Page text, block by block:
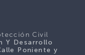
Civil
Y Desarrollo
Poniente y